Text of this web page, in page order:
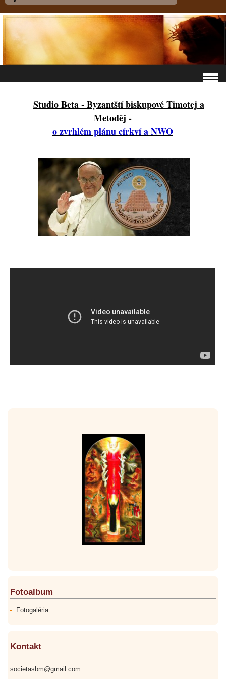
Studio Beta - Byzantští biskupové Timotej a
Metoděj -
o zvrhlém plánu církví a NWO
Fotoalbum
Fotogaléria
Kontakt
societasbm@gmail.com